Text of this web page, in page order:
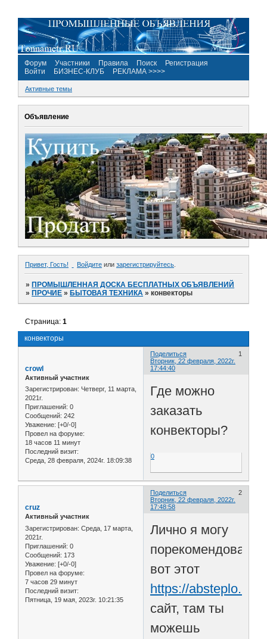
Форум Участники Правила Поиск
Регистрация
Войти
БИЗНЕС-КЛУБ РЕКЛАМА >>>>
Активные темы
Объявление
Привет, Гость! Войдите или зарегистрируйтесь
»ПРОМЫШЛЕННАЯ ДОСКА БЕСПЛАТНЫХ ОБЪЯВЛЕНИЙ
»ПРОЧИЕ »БЫТОВАЯ ТЕХНИКА »конвекторы
конвекторы
Страница:1
Поделиться
1
Вторник, 22 февраля, 2022г.
17:44:40
crowl
Активный участник
Зарегистрирован: Четверг, 11 марта,
2021г.
Приглашений: 0
Сообщений: 242
Уважение: [+0/-0]
Провел на форуме:
18 часов 11 минут
Последний визит:
Среда, 28 февраля, 2024г. 18:09:38
Где можно
заказать
конвекторы?
0
Поделиться
2
Вторник, 22 февраля, 2022г.
17:48:58
cruz
Активный участник
Зарегистрирован: Среда, 17 марта,
2021г.
Приглашений: 0
Сообщений: 173
Уважение: [+0/-0]
Провел на форуме:
7 часов 29 минут
Последний визит:
Пятница, 19 мая, 2023г. 10:21:35
Лично я могу
порекомендовать
вот этот
https://absteplo.ru/
сайт, там ты
можешь